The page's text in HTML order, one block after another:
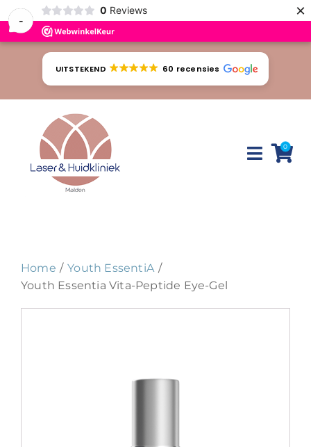
-
0 Reviews ×
UITSTEKEND 60 recensies
Toggle
Tarieven
Webshop
0
Home
Youth EssentiA
Youth Essentia Vita-Peptide Eye-Gel